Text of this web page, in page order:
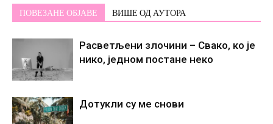
ПОВЕЗАНЕ ОБЈАВЕ ВИШЕ ОД АУТОРА
Расветљени злочини – Свако, ко је
нико, једном постане некo
Дотукли су ме снови